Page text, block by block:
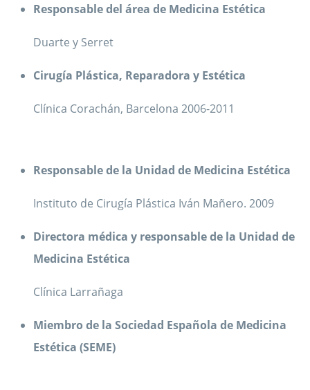
Responsable del área de Medicina Estética
Duarte y Serret
Cirugía Plástica, Reparadora y Estética
Clínica Corachán, Barcelona 2006-2011
Responsable de la Unidad de Medicina Estética
Instituto de Cirugía Plástica Iván Mañero. 2009
Directora médica y responsable de la Unidad de
Medicina Estética
Clínica Larrañaga
Miembro de la Sociedad Española de Medicina
Estética (SEME)